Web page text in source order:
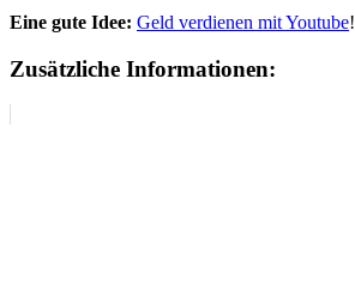
Eine gute Idee: Geld verdienen mit Youtube!
Zusätzliche Informationen: